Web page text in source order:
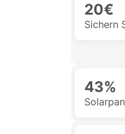
20€
Sichern
43%